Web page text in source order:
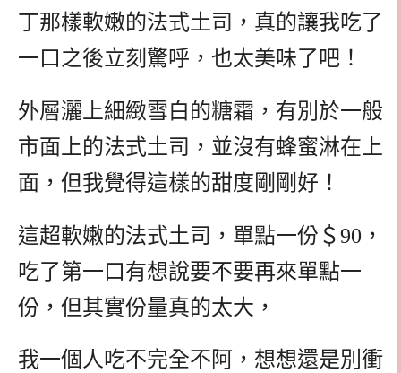
丁那樣軟嫩的法式土司，真的讓我吃了
一口之後立刻驚呼，也太美味了吧！
外層灑上細緻雪白的糖霜，有別於一般
市面上的法式土司，並沒有蜂蜜淋在上
面，但我覺得這樣的甜度剛剛好！
這超軟嫩的法式土司，單點一份＄90，
吃了第一口有想說要不要再來單點一
份，但其實份量真的太大，
我一個人吃不完全不阿，想想還是別衝